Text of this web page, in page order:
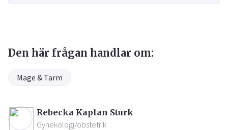
Den här frågan handlar om:
Mage & Tarm
Rebecka Kaplan Sturk
Gynekologi/obstetrik